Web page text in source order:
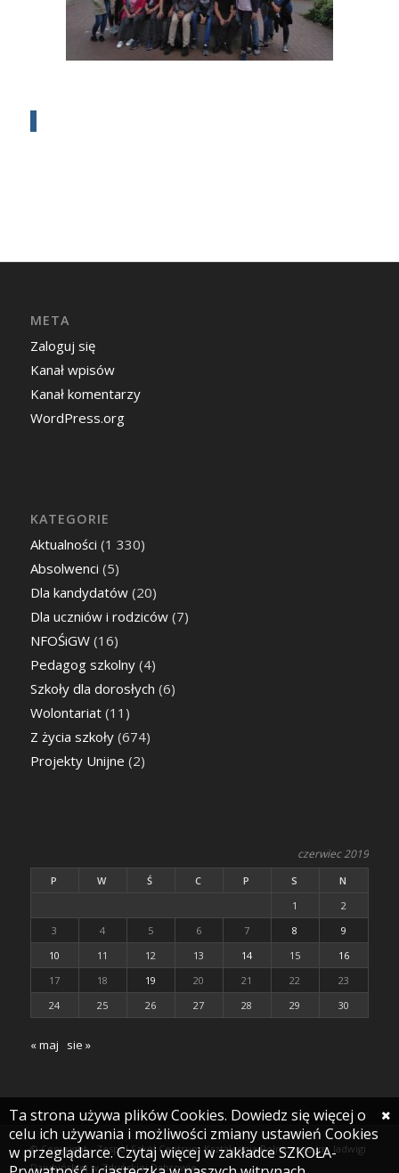
META
Zaloguj się
Kanał wpisów
Kanał komentarzy
WordPress.org
KATEGORIE
Aktualności (1 330)
Absolwenci (5)
Dla kandydatów(20)
Dla uczniów i rodziców(7)
NFOŚiGW(16)
Pedagog szkolny(4)
Szkoły dla dorosłych (6)
Wolontariat(11)
Z życia szkoły(674)
Projekty Unijne (2)
czerwiec 2019
P W Ś C P S
N
1
2
3
4 5 6 7 8
9
10
11 12 13 14 15
16
17
18 19 20 21 22
23
24
25 26 27 28 29 30
« maj sie »
© Copyright - Zespół Szkół Centrum Kształcenia Rolniczego im. Jadwigi
Dziubińskiej w Zduńskiej Dąbrowie
Ta strona używa plików Cookies. Dowiedz się więcej o
celu ich używania i możliwości zmiany ustawień Cookies
w przeglądarce. Czytaj więcej w zakładce SZKOŁA-